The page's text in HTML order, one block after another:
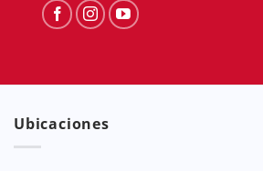
Ubicaciones